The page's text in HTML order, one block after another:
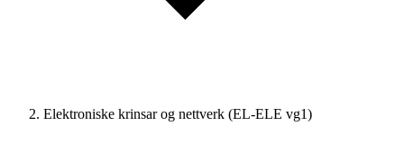
Elektroniske krinsar og nettverk (EL-ELE vg1)